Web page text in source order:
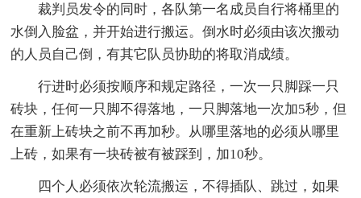
裁判员发令的同时，各队第一名成员自行将桶里的
水倒入脸盆，并开始进行搬运。倒水时必须由该次搬动
的人员自己倒，有其它队员协助的将取消成绩。
行进时必须按顺序和规定路径，一次一只脚踩一只
砖块，任何一只脚不得落地，一只脚落地一次加5秒，但
在重新上砖块之前不再加秒。从哪里落地的必须从哪里
上砖，如果有一块砖被有被踩到，加10秒。
四个人必须依次轮流搬运，不得插队、跳过，如果